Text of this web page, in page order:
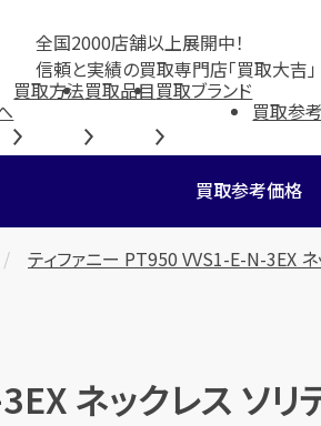
全国2000店舗以上展開中！
信頼と実績の買取専門店「買取大吉」
買取方法買取品目買取ブランド
買取参
買取参考価格
ティファニー PT950 VVS1-E-N-3EX ネ
ネックレス ソ